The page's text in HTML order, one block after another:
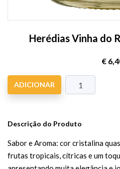
Herédias Vinha do
€
ADICIONAR
Descrição do Produto
Sabor e Aroma: cor cristalina
frutas tropicais, cítricas e um